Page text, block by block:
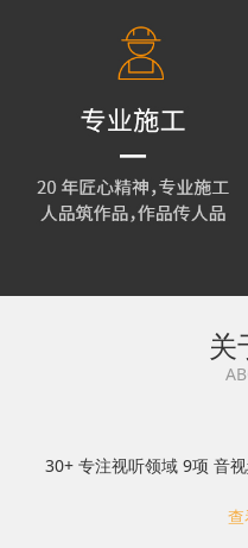
关
30+ 专注视听领域 9项 音